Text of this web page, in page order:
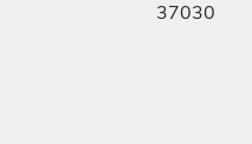
37030